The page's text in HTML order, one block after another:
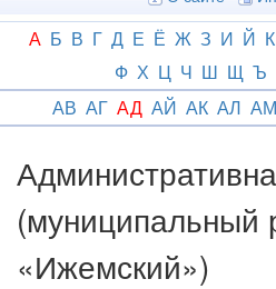
А Б В Г Д Е Ё Ж З И Й К
Ф Х Ц Ч Ш Щ Ъ
АВ АГ АД АЙ АК АЛ АМ
(муниципальный
«Ижемский»)